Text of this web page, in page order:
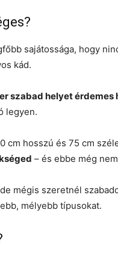
sajátossága, hogy
kád.
szabad helyet érdemes
legyen.
cm hosszú és 75 cm
– és ebbe még
mégis szeretnél
mélyebb típusokat.